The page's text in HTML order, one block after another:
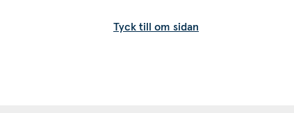
Tyck till om sidan